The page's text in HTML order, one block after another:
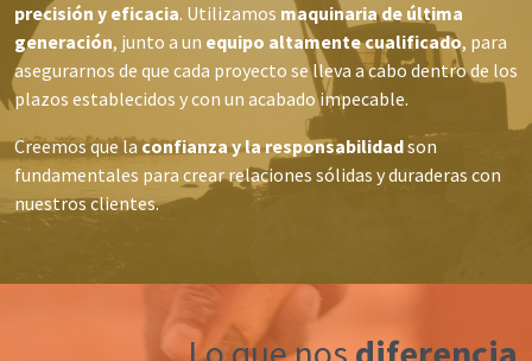
precisión y eficacia. Utilizamos maquinaria de última
generación, junto a un equipo altamente cualificado, para
asegurarnos de que cada proyecto se lleva a cabo dentro de los
plazos establecidos y con un acabado impecable.
Creemos que laconfianza y la responsabilidadson
fundamentales para crear relaciones sólidas y duraderas con
nuestros clientes.